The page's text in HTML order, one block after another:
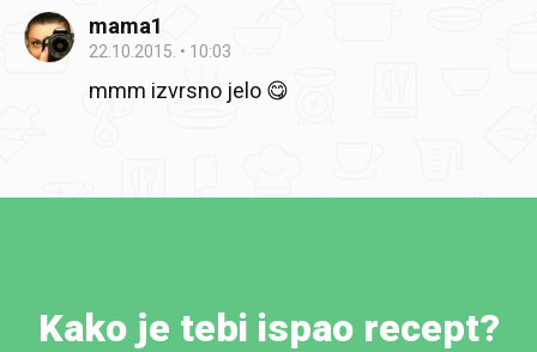
mama1
22.10.2015. 10:03
mmm izvrsno jelo 😋
Kako je tebi ispao recept?